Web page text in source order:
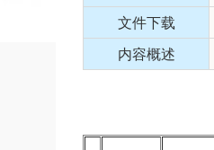
文件下载
内容概述